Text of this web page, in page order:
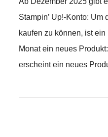
Stampin’ Up!-Konto: Um
kaufen zu können, ist
Monat ein neues
erscheint ein neues